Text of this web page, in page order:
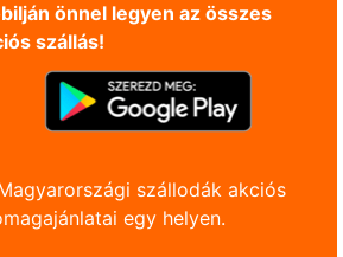
önnel legyen az összes
szállás!
szállodák akciós
egy helyen.